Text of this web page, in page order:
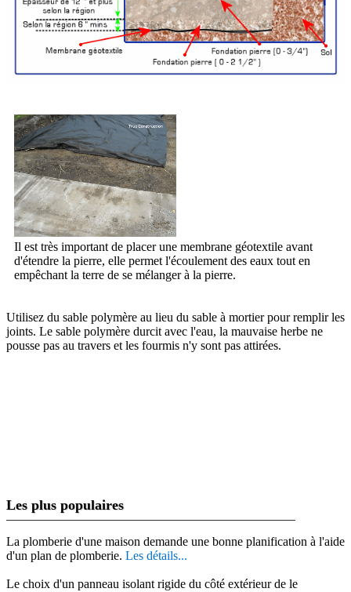
Il est très important de placer une membrane géotextile avant
d'étendre la pierre, elle permet l'écoulement des eaux tout en
empêchant la terre de se mélanger à la pierre.
Utilisez du sable polymère au lieu du sable à mortier pour remplir les
joints. Le sable polymère durcit avec l'eau, la mauvaise herbe ne
pousse pas au travers et les fourmis n'y sont pas attirées.
Les plus populaires
La plomberie d'une maison demande une bonne planification à l'aide
d'un plan de plomberie. Les détails...
Le choix d'un panneau isolant rigide du côté extérieur de le